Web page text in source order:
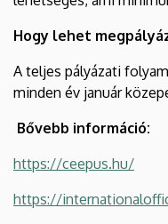
Hogy lehet
A teljes pályázati
minden év január
Bővebb információ:
https://ceepus.hu/
https://